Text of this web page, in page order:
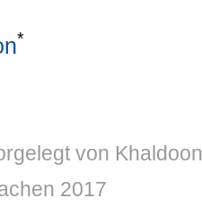
*
von
2017